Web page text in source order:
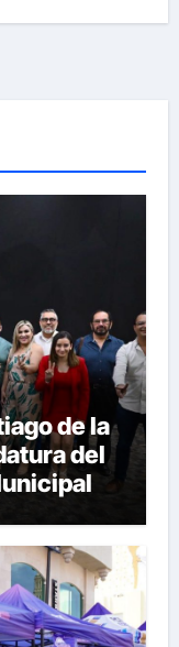
de la
del